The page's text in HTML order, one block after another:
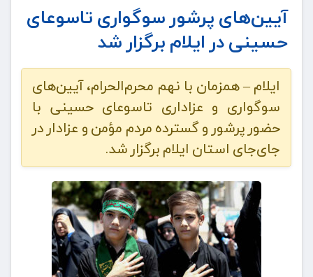
آیین‌های پرشور سوگواری تاسوعای
حسینی در ایلام برگزار شد
ایلام – همزمان با نهم محرم‌الحرام، آیین‌های
سوگواری و عزاداری تاسوعای حسینی با
حضور پرشور و گسترده مردم مؤمن و عزادار در
جای‌جای استان ایلام برگزار شد.